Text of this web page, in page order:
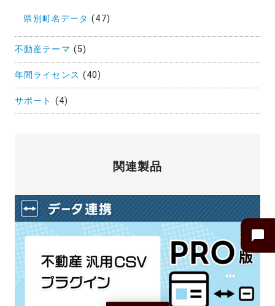
県別町名データ (47)
不動産テーマ (5)
年間ライセンス (40)
サポート (4)
関連製品